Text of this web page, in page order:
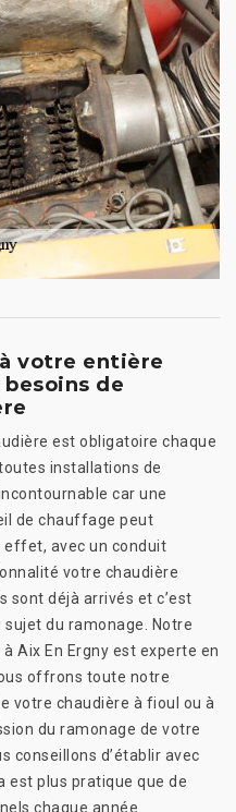
votre entière
de
est obligatoire chaque
installations de
car une
de chauffage peut
effet, avec un conduit
votre chaudière
sont déjà arrivés et c’est
du ramonage. Notre
Aix En Ergny est experte en
offrons toute notre
votre chaudière à fioul ou à
du ramonage de votre
conseillons d’établir avec
est plus pratique que de
chaque année.